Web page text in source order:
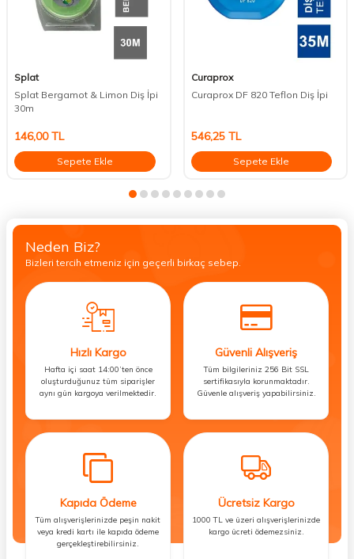
Splat
Splat Bergamot & Limon Diş İpi
30m
146,00TL
Sepete Ekle
Curaprox
Curaprox DF 820 Teflon Diş İpi
546,25TL
Sepete Ekle
Neden Biz?
Bizleri tercih etmeniz için geçerli birkaç sebep.
Hızlı Kargo
Hafta içi saat 14:00’ten önce
oluşturduğunuz tüm siparişler
aynı gün kargoya verilmektedir.
Güvenli Alışveriş
Tüm bilgileriniz 256 Bit SSL
sertifikasıyla korunmaktadır.
Güvenle alışveriş yapabilirsiniz.
Kapıda Ödeme
Tüm alışverişlerinizde peşin nakit
veya kredi kartı ile kapıda ödeme
gerçekleştirebilirsiniz.
Ücretsiz Kargo
1000 TL ve üzeri alışverişlerinizde
kargo ücreti ödemezsiniz.